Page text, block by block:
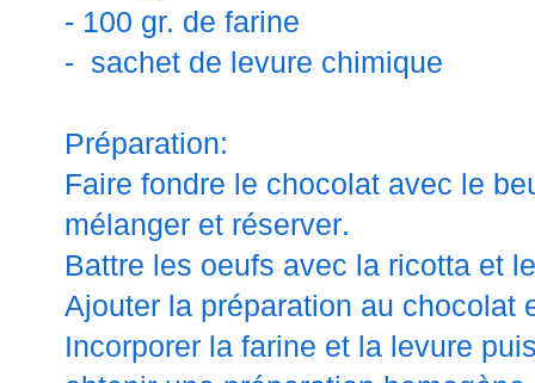
- 100 gr. de farine
- sachet de levure chimique
Préparation:
Faire fondre le chocolat avec le
mélanger et réserver.
Battre les oeufs avec la ricotta et
Ajouter la préparation au chocolat
Incorporer la farine et la levure